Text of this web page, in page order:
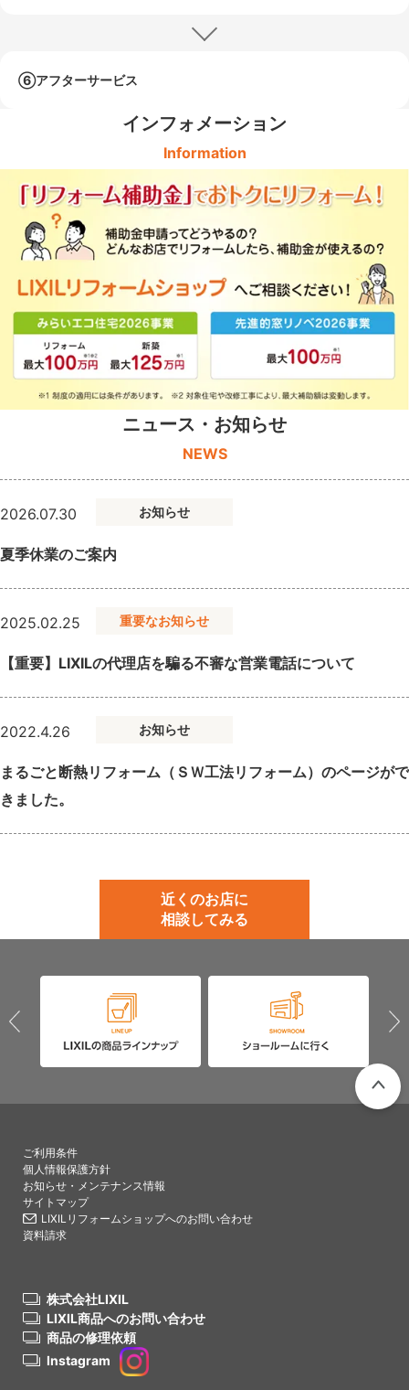
⑥アフターサービス
インフォメーション
Information
ニュース・お知らせ
NEWS
2026.07.30 お知らせ
夏季休業のご案内
2025.02.25 重要なお知らせ
【重要】LIXILの代理店を騙る不審な営業電話について
2022.4.26 お知らせ
まるごと断熱リフォーム（ＳＷ工法リフォーム）のページがで
きました。
近くのお店に
相談してみる
ご利用条件
個人情報保護方針
お知らせ・メンテナンス情報
サイトマップ
LIXILリフォームショップへのお問い合わせ
資料請求
株式会社LIXIL
LIXIL商品へのお問い合わせ
商品の修理依頼
Instagram